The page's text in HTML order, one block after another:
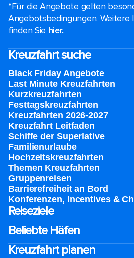
*Für die Angebote gelten
Angebotsbedingungen. Weitere
finden Sie hier..
Kreuzfahrt suche
Black Friday Angebote
Last Minute Kreuzfahrten
Kurzkreuzfahrten​
Festtagskreuzfahrten​
Kreuzfahrten 2026-2027
Kreuzfahrt Leitfaden
Schiffe der Superlative
Familienurlaube​
Hochzeitskreuzfahrten
Themen Kreuzfahrten
Gruppenreisen
Barrierefreiheit an Bord​
Konferenzen, Incentives &
Reiseziele
Beliebte Häfen
Kreuzfahrt planen